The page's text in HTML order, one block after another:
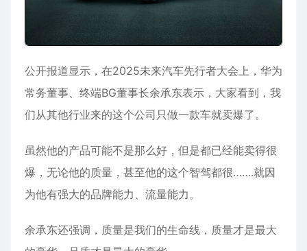
公开报道显示，在2025未来汽车先行者大会上，华为
常务董事、终端BG董事长余承东表示，大家看到，我
们从其他行业来的这个公司只做一款车就卖爆了。
虽然他的产品可能不是那么好，但是都已经能卖得很
爆，无论他的质量，甚至他的这个智驾都很…….就因
为他有强大的品牌能力、流量能力。
余承东还强调，质量是我们的生命线，质量才是最大